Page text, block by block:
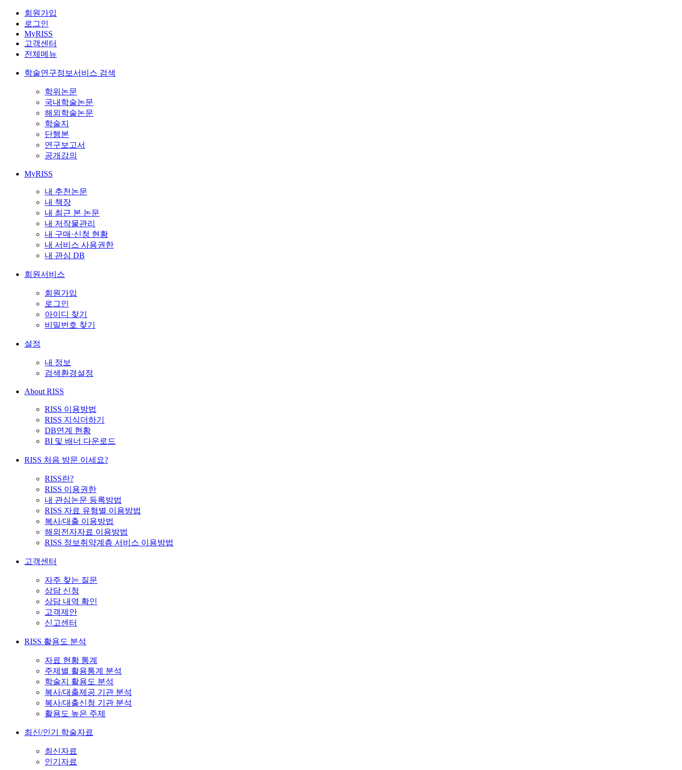
회원가입
로그인
MyRISS
고객센터
전체메뉴
학술연구정보서비스 검색
학위논문
국내학술논문
해외학술논문
학술지
단행본
연구보고서
공개강의
MyRISS
내 추천논문
내 책장
내 최근 본 논문
내 저작물관리
내 구매·신청 현황
내 서비스 사용권한
내 관심 DB
회원서비스
회원가입
로그인
아이디 찾기
비밀번호 찾기
설정
내 정보
검색환경설정
About RISS
RISS 이용방법
RISS 지식더하기
DB연계 현황
BI 및 배너 다운로드
RISS 처음 방문 이세요?
RISS란?
RISS 이용권한
내 관심논문 등록방법
RISS 자료 유형별 이용방법
복사/대출 이용방법
해외전자자료 이용방법
RISS 정보취약계층 서비스 이용방법
고객센터
자주 찾는 질문
상담 신청
상담 내역 확인
고객제안
신고센터
RISS 활용도 분석
자료 현황 통계
주제별 활용통계 분석
학술지 활용도 분석
복사/대출제공 기관 분석
복사/대출신청 기관 분석
활용도 높은 주제
최신/인기 학술자료
최신자료
인기자료